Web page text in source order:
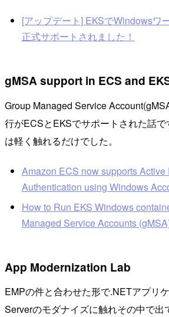
[アップデート] EKSでWindowsワ
正式サポートされました！
gMSA support in ECS and
Group Managed Service
行がECSとEKSでサポートされた話
は軽く触れるだけでした。
Amazon ECS now supports Active
Authentication using Windows
How to Run EKS Windows
Managed Service Accounts
App Modernization Lab
EMPの件と合わせた形で.NETアプリ
Serverのモダナイズに触れその中で出